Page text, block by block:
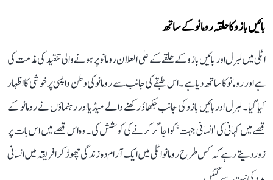
بائیں بازو کا حلقہ رومانو کے ساتھ
اٹلی میں لبرل اور بائیں بازو کے حلقے کے علی العلان رومانو پر ہونے والی تنقید کی مذمت کی
ہے اور رومانو کا ساتھ دیا ہے۔ اس طبقے کی جانب سے رومانو کی وطن واپسی پر خوشی کا اظہار
کیا گیا۔ لبرل اور بائیں بازو کی جانب جکھاؤ رکھنے والے میڈیا اور رہنماؤں نے رومانو کے
قصے میں کہانی کی 'انسانی جہت‘ کو اجاگر کرنے کی کوشش کی۔ وہ اس قصے میں اس بات پر
زور دیتے رہے کہ کس طرح رومانو اٹلی میں ایک آرام دہ زندگی چھوڑ کر افریقہ میں انسانی